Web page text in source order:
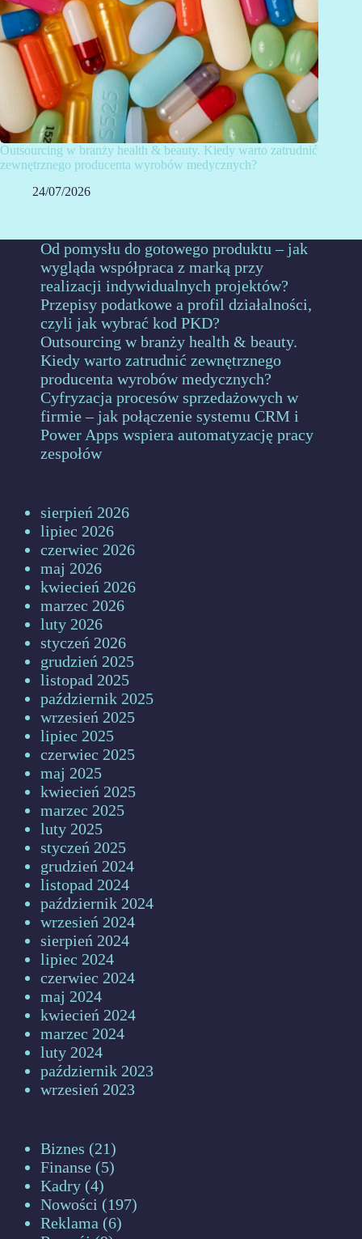
Outsourcing w branży health & beauty. Kiedy warto zatrudnić
zewnętrznego producenta wyrobów medycznych?
24/07/2026
Od pomysłu do gotowego produktu – jak
wygląda współpraca z marką przy
realizacji indywidualnych projektów?
Przepisy podatkowe a profil działalności,
czyli jak wybrać kod PKD?
Outsourcing w branży health & beauty.
Kiedy warto zatrudnić zewnętrznego
producenta wyrobów medycznych?
Cyfryzacja procesów sprzedażowych w
firmie – jak połączenie systemu CRM i
Power Apps wspiera automatyzację pracy
zespołów
sierpień 2026
lipiec 2026
czerwiec 2026
maj 2026
kwiecień 2026
marzec 2026
luty 2026
styczeń 2026
grudzień 2025
listopad 2025
październik 2025
wrzesień 2025
lipiec 2025
czerwiec 2025
maj 2025
kwiecień 2025
marzec 2025
luty 2025
styczeń 2025
grudzień 2024
listopad 2024
październik 2024
wrzesień 2024
sierpień 2024
lipiec 2024
czerwiec 2024
maj 2024
kwiecień 2024
marzec 2024
luty 2024
październik 2023
wrzesień 2023
Biznes (21)
Finanse (5)
Kadry (4)
Nowości (197)
Reklama (6)